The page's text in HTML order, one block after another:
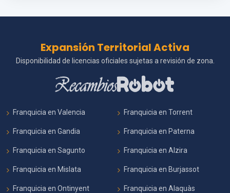
Expansión Territorial Activa
Disponibilidad de licencias oficiales sujetas a revisión de zona.
Franquicia en Valencia Franquicia en Torrent
Franquicia en Gandia Franquicia en Paterna
Franquicia en Sagunto Franquicia en Alzira
Franquicia en Mislata Franquicia en Burjassot
Franquicia en Ontinyent Franquicia en Alaquàs